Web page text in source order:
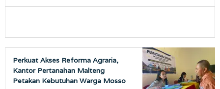
Perkuat Akses Reforma Agraria,
Kantor Pertanahan Malteng
Petakan Kebutuhan Warga Mosso